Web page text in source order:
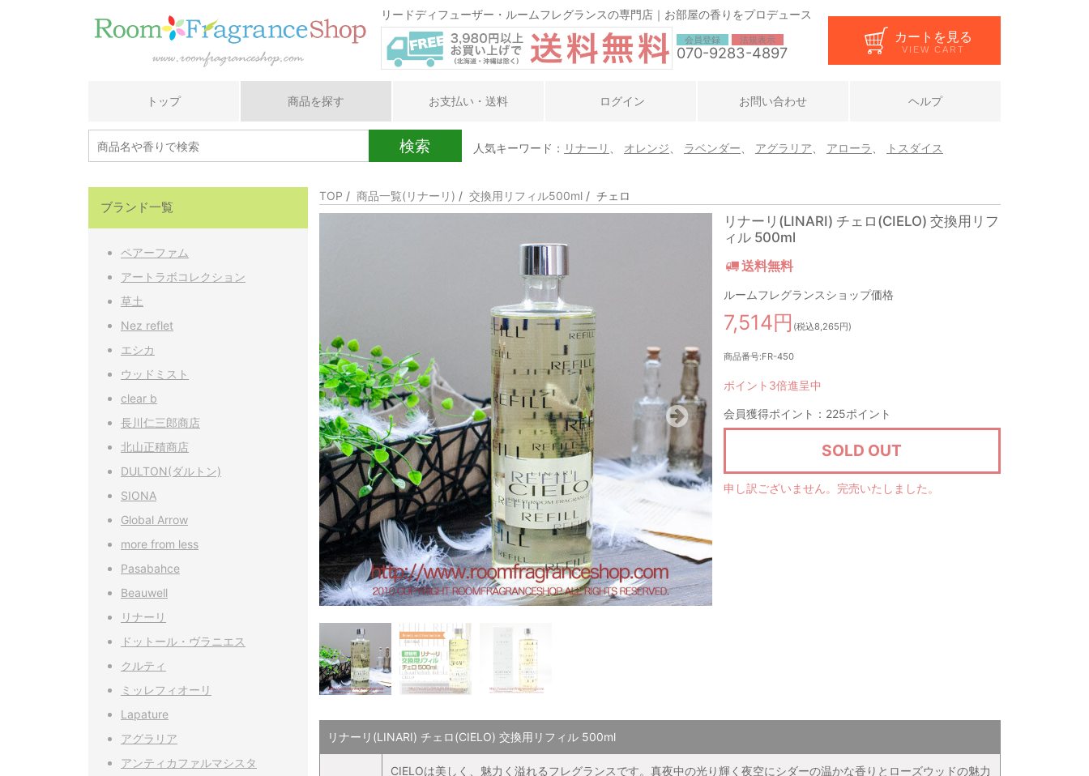
リードディフューザー・ルームフレグランスの専門店｜お部屋の香りをプロデュース
会員登録 法規表示
070-9283-4897
カートを見る
VIEW CART
トップ 商品を探す お支払い・送料 ログイン お問い合わせ ヘルプ
検索 人気キーワード： リナーリ オレンジ ラベンダー アグラリア アローラ トスダイス
TOP / 商品一覧(リナーリ) / 交換用リフィル500ml / チェロ
リナーリ(LINARI) チェロ(CIELO) 交換用リフ
ィル 500ml
送料無料
ルームフレグランスショップ価格
7,514円 (税込8,265円)
商品番号:FR-450
ポイント3倍進呈中
会員獲得ポイント：225ポイント
SOLD OUT
申し訳ございません。完売いたしました。
リナーリ(LINARI) チェロ(CIELO) 交換用リフィル 500ml
CIELOは美しく、魅力く溢れるフレグランスです。真夜中の光り輝く夜空にシダーの温かな香りとローズウッドの魅力
ブランド一覧
ペアーファム
アートラボコレクション
草土
Nez reflet
エシカ
ウッドミスト
clear b
長川仁三郎商店
北山正積商店
DULTON(ダルトン)
SIONA
Global Arrow
more from less
Pasabahce
Beauwell
リナーリ
ドットール・ヴラニエス
クルティ
ミッレフィオーリ
Lapature
アグラリア
アンティカファルマシスタ